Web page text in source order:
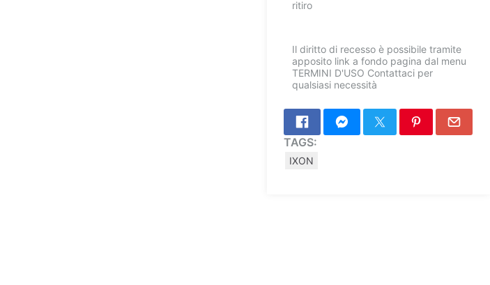
ritiro
Il diritto di recesso è possibile tramite
apposito link a fondo pagina dal menu
TERMINI D'USO Contattaci per
qualsiasi necessità
TAGS:
IXON